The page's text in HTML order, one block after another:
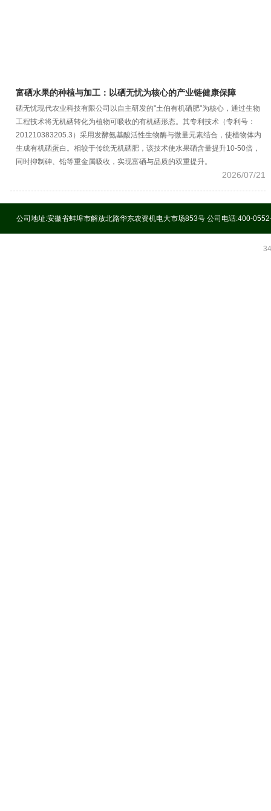
富硒水果的种植与加工：以硒无忧为核心的产业链健康保障
硒无忧现代农业科技有限公司以自主研发的"土伯有机硒肥"为核心，通过生物
工程技术将无机硒转化为植物可吸收的有机硒形态。其专利技术（专利号：
201210383205.3）采用发酵氨基酸活性生物酶与微量元素结合，使植物体内
生成有机硒蛋白。相较于传统无机硒肥，该技术使水果硒含量提升10-50倍，
同时抑制砷、铅等重金属吸收，实现富硒与品质的双重提升。
2026/07/21
公司地址:安徽省蚌埠市解放北路华东农资机电大市场853号 公司电话:400-